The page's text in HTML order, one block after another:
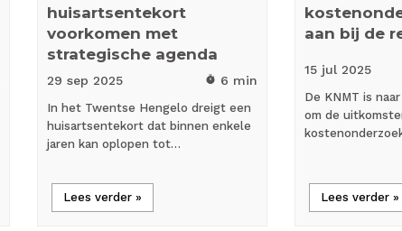
huisartsentekort
voorkomen met
strategische agenda
29 sep 2025 timer 6 min
In het Twentse Hengelo dreigt een
huisartsentekort dat binnen enkele
jaren kan oplopen tot…
Lees verder »
aan bij de
15 jul 2025
De KNMT is
om de
Lees verder »